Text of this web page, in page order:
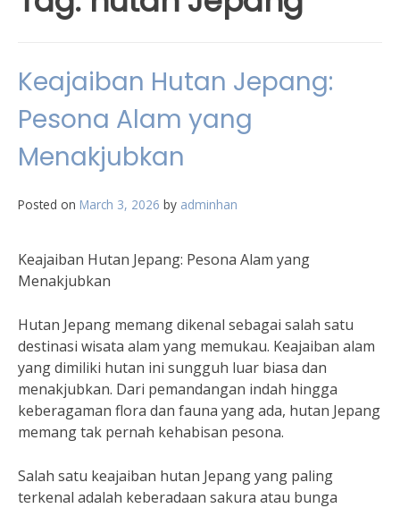
Keajaiban Hutan Jepang:
Pesona Alam yang
Menakjubkan
Posted on March 3, 2026 by adminhan
Keajaiban Hutan Jepang: Pesona Alam yang
Menakjubkan
Hutan Jepang memang dikenal sebagai salah satu
destinasi wisata alam yang memukau. Keajaiban alam
yang dimiliki hutan ini sungguh luar biasa dan
menakjubkan. Dari pemandangan indah hingga
keberagaman flora dan fauna yang ada, hutan Jepang
memang tak pernah kehabisan pesona.
Salah satu keajaiban hutan Jepang yang paling
terkenal adalah keberadaan sakura atau bunga